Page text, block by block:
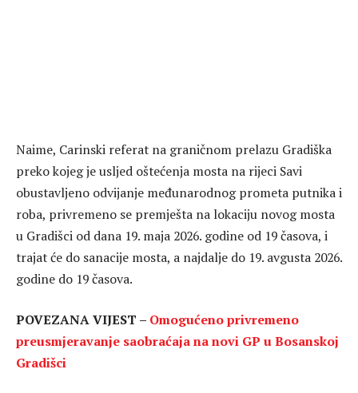
Naime, Carinski referat na graničnom prelazu Gradiška
preko kojeg je usljed oštećenja mosta na rijeci Savi
obustavljeno odvijanje međunarodnog prometa putnika i
roba, privremeno se premješta na lokaciju novog mosta
u Gradišci od dana 19. maja 2026. godine od 19 časova, i
trajat će do sanacije mosta, a najdalje do 19. avgusta 2026.
godine do 19 časova.
POVEZANA VIJEST – Omogućeno privremeno
preusmjeravanje saobraćaja na novi GP u Bosanskoj
Gradišci